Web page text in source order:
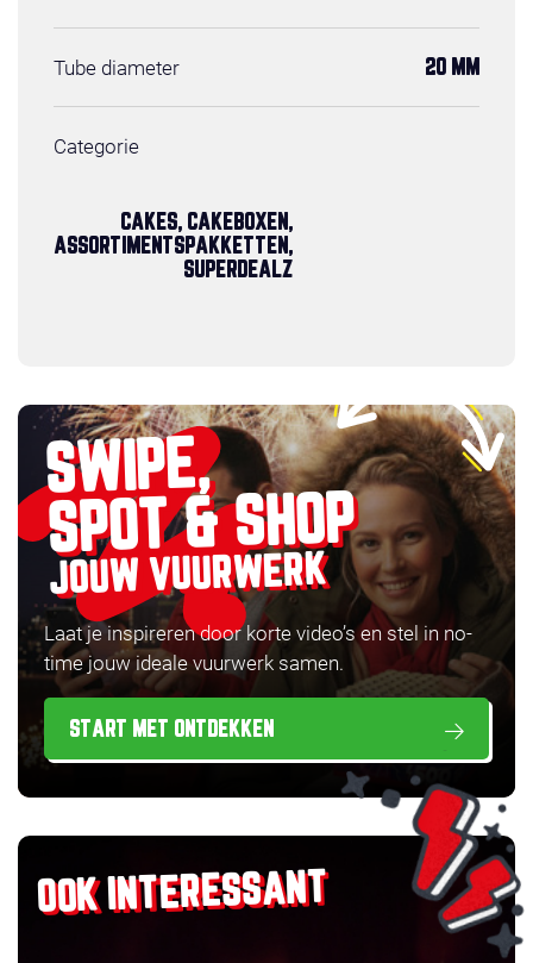
Tube diameter 20 MM
Categorie
CAKES, CAKEBOXEN,
ASSORTIMENTSPAKKETTEN,
SUPERDEALZ
SWIPE,
SPOT & SHOP
JOUW VUURWERK
Laat je inspireren door korte video’s en stel in no-
time jouw ideale vuurwerk samen.
START MET ONTDEKKEN
OOK INTERESSANT